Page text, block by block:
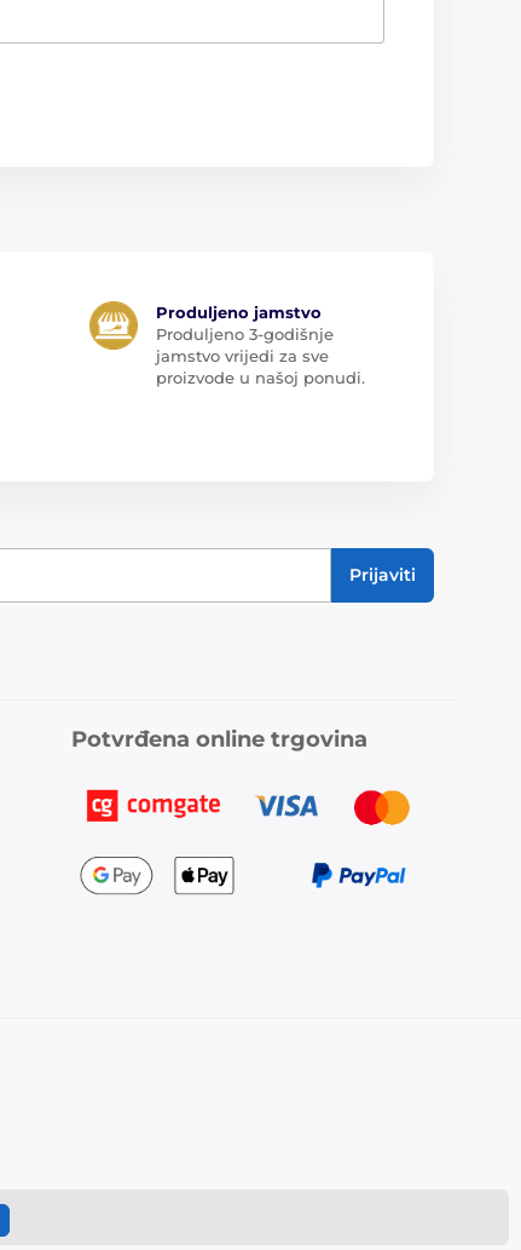
Produljeno jamstvo
Produljeno 3-godišnje
jamstvo vrijedi za sve
proizvode u našoj ponudi.
Prijaviti
Potvrđena online trgovina